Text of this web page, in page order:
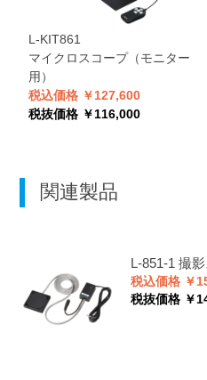
L-KIT861
マイクロスコープ（モニター
用）
税込価格 ￥127,600
税抜価格 ￥116,000
関連製品
L-851-1 撮
税込価格 ￥
税抜価格 ￥